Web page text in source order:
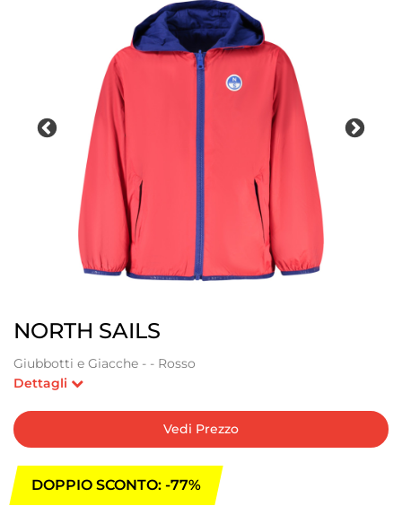
NORTH SAILS
Giubbotti e Giacche - - Rosso
Dettagli
Vedi Prezzo
DOPPIO SCONTO: -77%